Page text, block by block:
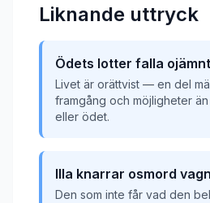
Liknande uttryck
Ödets lotter falla
Livet är orättvist — en del
framgång och möjligheter
eller ödet.
Illa knarrar osmord
Den som inte får vad den